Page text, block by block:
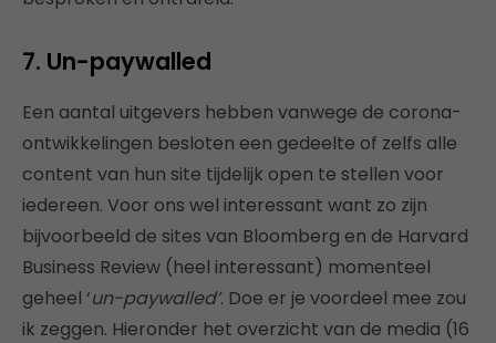
7. Un-paywalled
Een aantal uitgevers hebben vanwege de corona-
ontwikkelingen besloten een gedeelte of zelfs alle
content van hun site tijdelijk open te stellen voor
iedereen. Voor ons wel interessant want zo zijn
bijvoorbeeld de sites van Bloomberg en de Harvard
Business Review (heel interessant) momenteel
geheel ‘un-paywalled’. Doe er je voordeel mee zou
ik zeggen. Hieronder het overzicht van de media (16